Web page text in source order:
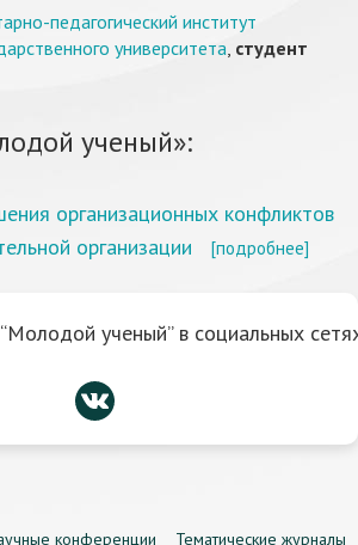
педагогический институт
университета, студент
ученый»:
организационных конфликтов
организации
[подробнее]
ученый” в социальных
конференции Тематические журналы